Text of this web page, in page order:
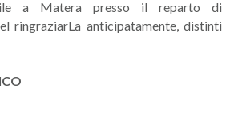
a Matera presso il reparto di
ringraziarLa anticipatamente, distinti